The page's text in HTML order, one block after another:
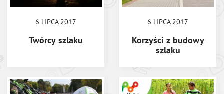
6 LIPCA 2017
Twórcy szlaku
6 LIPCA 2017
Korzyści z budowy
szlaku